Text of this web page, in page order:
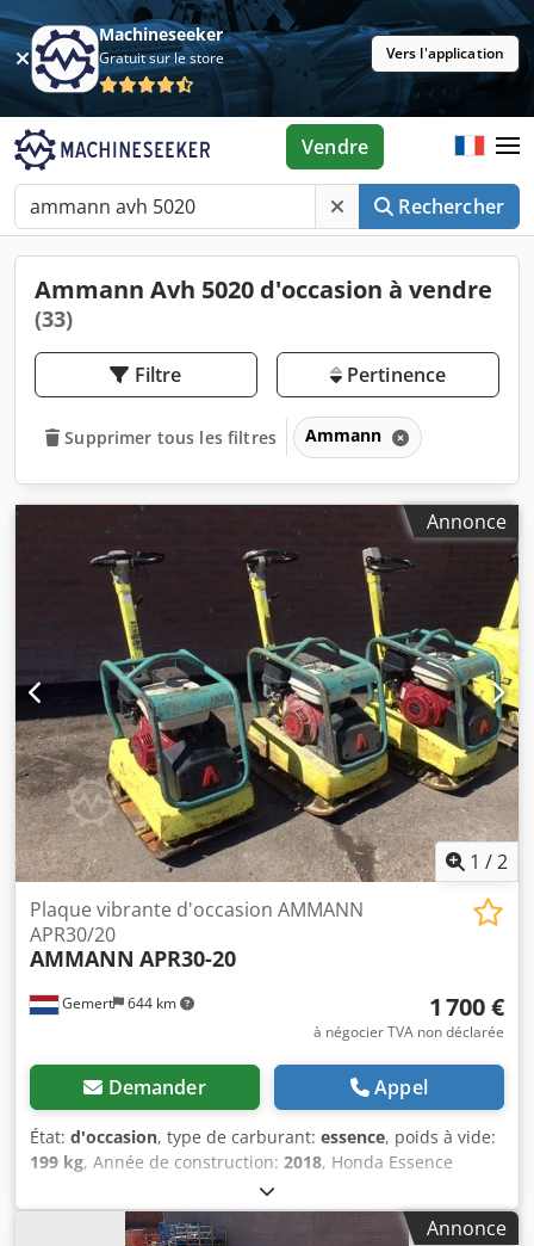
Machineseeker
Gratuit sur le store Vers l'application
Rechercher
Vendre
Ammann Avh 5020 d'occasion à vendre
(33)
Filtre Pertinence
Supprimer tous les filtres Ammann
Annonce
1 /2
Gemert 644 km
Plaque vibrante d'occasion AMMANN
APR30/20
AMMANN APR30-20
1 700 €
à négocier TVA non déclarée
Demander Appel
État: d'occasion, type de carburant: essence, poids à vide:
199 kg, Année de construction: 2018, Honda Essence
Djdpfx Ahoxw H Hvekskr Démarrage manuel. Poids : 199 kg
Force de percussion : 30kn Largeur de plaque : 50cm
Marche avant/arrière Prix : €1.700,- HT Plusieurs en stock !!
Annonce